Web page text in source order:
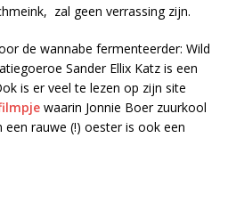
zal geen verrassing zijn.
de wannabe fermenteerder: Wild
Sander Ellix Katz is een
is er veel te lezen op zijn site
waarin Jonnie Boer zuurkool
rauwe (!) oester is ook een